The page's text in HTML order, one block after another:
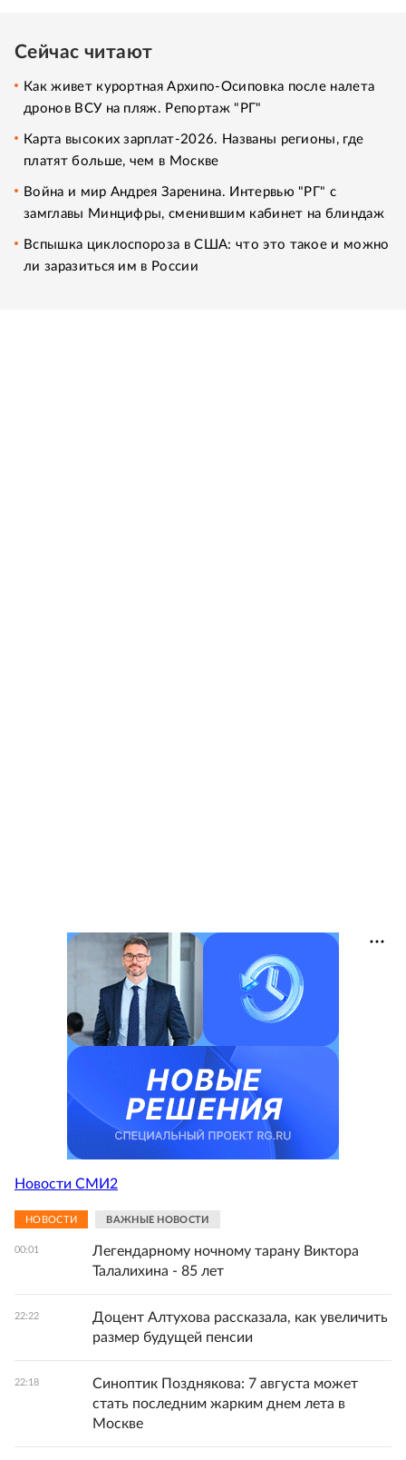
Сейчас читают
Как живет курортная Архипо-Осиповка после налета
дронов ВСУ на пляж. Репортаж "РГ"
Карта высоких зарплат-2026. Названы регионы, где
платят больше, чем в Москве
Война и мир Андрея Заренина. Интервью "РГ" с
замглавы Минцифры, сменившим кабинет на блиндаж
Вспышка циклоспороза в США: что это такое и можно
ли заразиться им в России
Новости СМИ2
НОВОСТИ ВАЖНЫЕ НОВОСТИ
00:01
Легендарному ночному тарану Виктора
Талалихина - 85 лет
22:22
Доцент Алтухова рассказала, как увеличить
размер будущей пенсии
22:18
Синоптик Позднякова: 7 августа может
стать последним жарким днем лета в
Москве